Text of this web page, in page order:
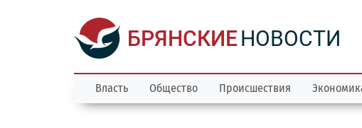
БРЯНСКИЕНОВОСТИ
Власть Общество Происшествия